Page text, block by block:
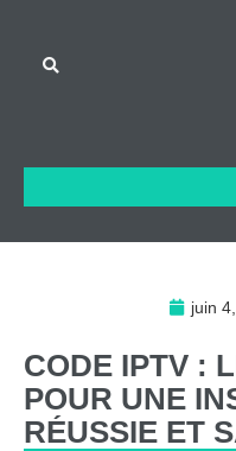
juin
CODE IPTV :
POUR UNE
RÉUSSIE ET